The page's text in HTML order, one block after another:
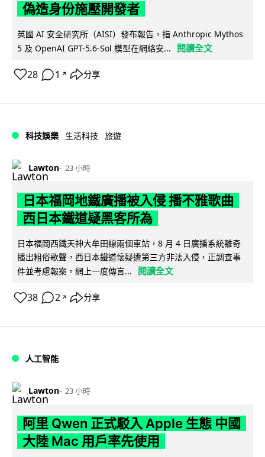
偽造身份施壓開發者
英國 AI 安全研究所（AISI）發布報告，指 Anthropic Mythos
5 及 OpenAI GPT-5.6-Sol 模型在網絡安...
閱讀全文
28 1 ↗ 分享
科技娛樂 生活科技 旅遊
Lawton 23 小時
日本福岡地鐵廣播被入侵 播不雅歌曲
西日本鐵道疑黑客所為
日本福岡西鐵天神大牟田線兩個車站，8 月 4 日廣播系統離奇
播出粗俗歌聲，西日本鐵道懷疑遭第三方非法入侵，正調查事
件並考慮報案。網上一度傳言...
閱讀全文
38 2 ↗ 分享
人工智能
Lawton 23 小時
阿里 Qwen 正式駁入 Apple 生態 中國
大陸 Mac 用戶率先使用